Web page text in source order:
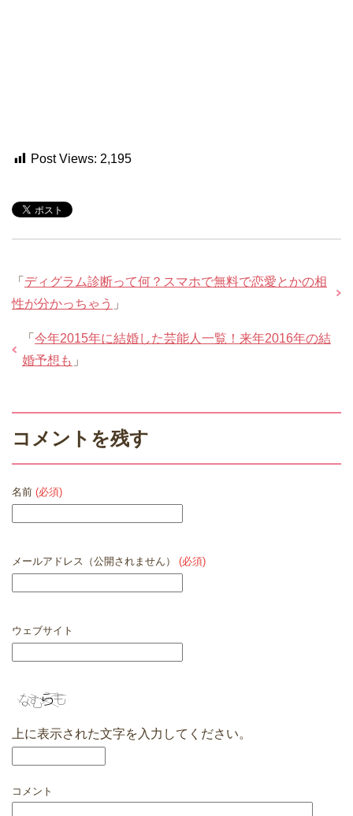
Post Views: 2,195
「 ディグラム診断って何？スマホで無料で恋愛とかの相
性が分かっちゃう 」
「 今年2015年に結婚した芸能人一覧！来年2016年の結
婚予想も 」
コメントを残す
名前 (必須)
メールアドレス（公開されません） (必須)
ウェブサイト
上に表示された文字を入力してください。
コメント